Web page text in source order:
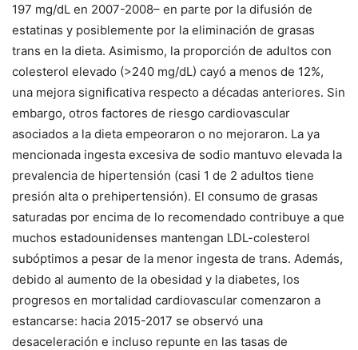
197 mg/dL en 2007-2008– en parte por la difusión de
estatinas y posiblemente por la eliminación de grasas
trans en la dieta. Asimismo, la proporción de adultos con
colesterol elevado (>240 mg/dL) cayó a menos de 12%,
una mejora significativa respecto a décadas anteriores. Sin
embargo, otros factores de riesgo cardiovascular
asociados a la dieta empeoraron o no mejoraron. La ya
mencionada ingesta excesiva de sodio mantuvo elevada la
prevalencia de hipertensión (casi 1 de 2 adultos tiene
presión alta o prehipertensión). El consumo de grasas
saturadas por encima de lo recomendado contribuye a que
muchos estadounidenses mantengan LDL-colesterol
subóptimos a pesar de la menor ingesta de trans. Además,
debido al aumento de la obesidad y la diabetes, los
progresos en mortalidad cardiovascular comenzaron a
estancarse: hacia 2015-2017 se observó una
desaceleración e incluso repunte en las tasas de